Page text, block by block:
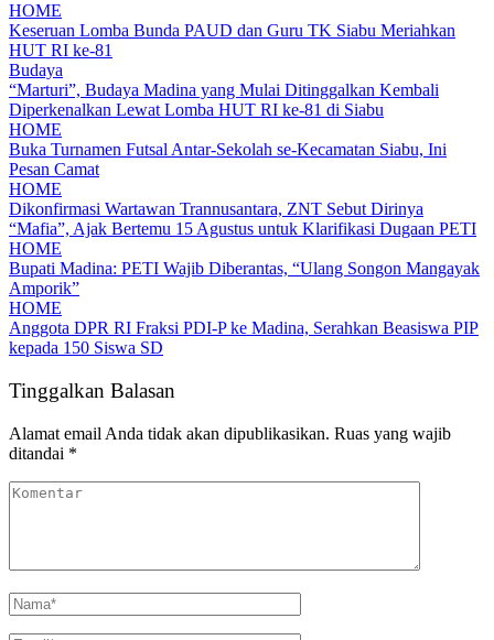
HOME
Keseruan Lomba Bunda PAUD dan Guru TK Siabu Meriahkan
HUT RI ke-81
Budaya
“Marturi”, Budaya Madina yang Mulai Ditinggalkan Kembali
Diperkenalkan Lewat Lomba HUT RI ke-81 di Siabu
HOME
Buka Turnamen Futsal Antar-Sekolah se-Kecamatan Siabu, Ini
Pesan Camat
HOME
Dikonfirmasi Wartawan Trannusantara, ZNT Sebut Dirinya
“Mafia”, Ajak Bertemu 15 Agustus untuk Klarifikasi Dugaan PETI
HOME
Bupati Madina: PETI Wajib Diberantas, “Ulang Songon Mangayak
Amporik”
HOME
Anggota DPR RI Fraksi PDI-P ke Madina, Serahkan Beasiswa PIP
kepada 150 Siswa SD
Tinggalkan Balasan
Alamat email Anda tidak akan dipublikasikan. Ruas yang wajib
ditandai *